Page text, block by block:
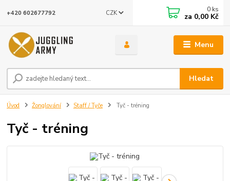
Menu
CZK
Hledat
+420 602677792 0 ks
za 0,00 Kč
Úvod Žonglování Staff / Tyče Tyč - tréning
Tyč - tréning